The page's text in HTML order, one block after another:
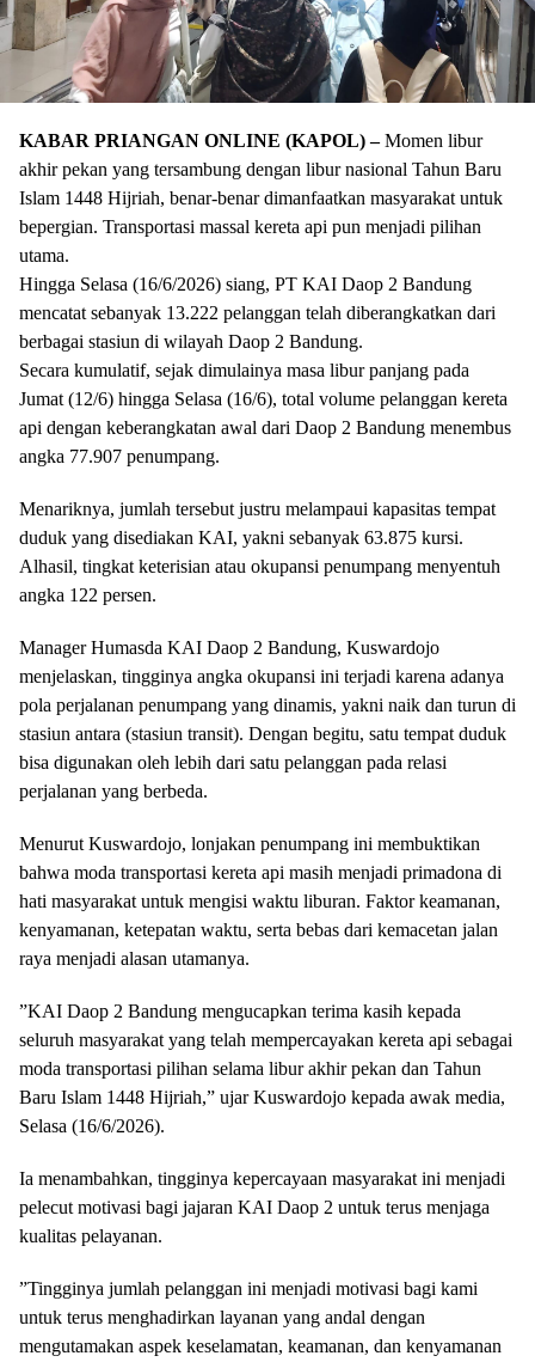
KABAR PRIANGAN ONLINE (KAPOL) –Momen libur
akhir pekan yang tersambung dengan libur nasional Tahun Baru
Islam 1448 Hijriah, benar-benar dimanfaatkan masyarakat untuk
bepergian. Transportasi massal kereta api pun menjadi pilihan
utama.
​Hingga Selasa (16/6/2026) siang, PT KAI Daop 2 Bandung
mencatat sebanyak 13.222 pelanggan telah diberangkatkan dari
berbagai stasiun di wilayah Daop 2 Bandung.
​Secara kumulatif, sejak dimulainya masa libur panjang pada
Jumat (12/6) hingga Selasa (16/6), total volume pelanggan kereta
api dengan keberangkatan awal dari Daop 2 Bandung menembus
angka 77.907 penumpang.
​Menariknya, jumlah tersebut justru melampaui kapasitas tempat
duduk yang disediakan KAI, yakni sebanyak 63.875 kursi.
Alhasil, tingkat keterisian atau okupansi penumpang menyentuh
angka 122 persen.
​Manager Humasda KAI Daop 2 Bandung, Kuswardojo
menjelaskan, tingginya angka okupansi ini terjadi karena adanya
pola perjalanan penumpang yang dinamis, yakni naik dan turun di
stasiun antara (stasiun transit). Dengan begitu, satu tempat duduk
bisa digunakan oleh lebih dari satu pelanggan pada relasi
perjalanan yang berbeda.
​Menurut Kuswardojo, lonjakan penumpang ini membuktikan
bahwa moda transportasi kereta api masih menjadi primadona di
hati masyarakat untuk mengisi waktu liburan. Faktor keamanan,
kenyamanan, ketepatan waktu, serta bebas dari kemacetan jalan
raya menjadi alasan utamanya.
​”KAI Daop 2 Bandung mengucapkan terima kasih kepada
seluruh masyarakat yang telah mempercayakan kereta api sebagai
moda transportasi pilihan selama libur akhir pekan dan Tahun
Baru Islam 1448 Hijriah,” ujar Kuswardojo kepada awak media,
Selasa (16/6/2026).
​Ia menambahkan, tingginya kepercayaan masyarakat ini menjadi
pelecut motivasi bagi jajaran KAI Daop 2 untuk terus menjaga
kualitas pelayanan.
​”Tingginya jumlah pelanggan ini menjadi motivasi bagi kami
untuk terus menghadirkan layanan yang andal dengan
mengutamakan aspek keselamatan, keamanan, dan kenyamanan